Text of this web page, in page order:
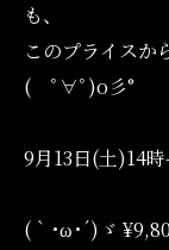
も、
このプライスか
( ﾟ∀ﾟ)o彡°
9月13日(土)14時
(｀･ω･´)ゞ